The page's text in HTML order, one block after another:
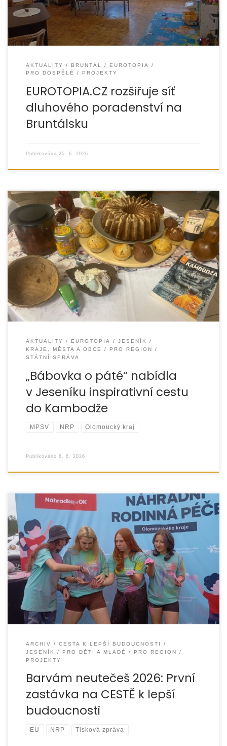
AKTUALITY BRUNTÁL
EUROTOPIA
PRO DOSPĚLÉ
PROJEKTY
EUROTOPIA.CZ rozšiřuje síť
dluhového poradenství na
Bruntálsku
Publikováno 25. 6. 2026
V pátek 29. května 2026 se v prostorách Mateřského
centra Krteček v Jeseníku uskutečnilo setkání
pěstounských rodin v rámci aktivity Podpora
svépomocných skupin s názvem
AKTUALITY EUROTOPIA
JESENÍK
KRAJE, MĚSTA A OBCE
PRO REGION
STÁTNÍ SPRÁVA
„Bábovka o páté“ nabídla
v Jeseníku inspirativní cestu
do Kambodže
MPSV NRP Olomoucký kraj
Publikováno 6. 6. 2026
Pokud první společná akce nastavila směr celého
projektu, pak je jasné, že “CESTA k lepší budoucnosti”
začala opravdu tím nejlepším možným
ARCHIV
CESTA K LEPŠÍ BUDOUCNOSTI
JESENÍK
PRO DĚTI A MLADÉ
PRO REGION
PROJEKTY
Barvám neutečeš 2026: První
zastávka na CESTĚ k lepší
budoucnosti
EU NRP Tisková zpráva